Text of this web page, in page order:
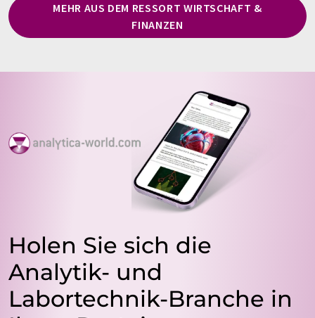
MEHR AUS DEM RESSORT WIRTSCHAFT &
FINANZEN
Holen Sie sich die
Analytik- und
Labortechnik-Branche in